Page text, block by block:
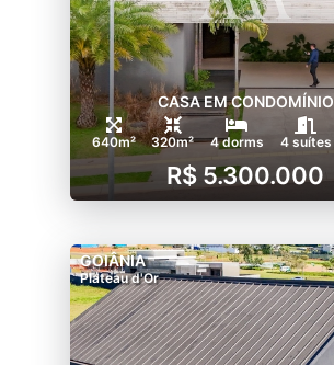
CASA EM CONDOMÍNIO
640m² 320m² 4 dorms 4 suítes
R$ 5.300.000
GOIÂNIA
Plateau d'Or